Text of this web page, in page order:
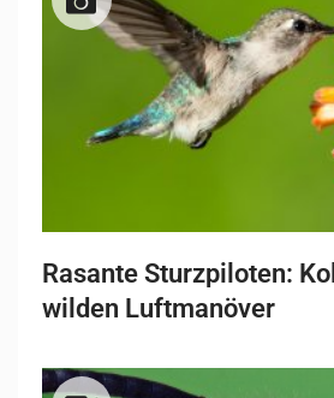
Rasante Sturzpiloten:
wilden Luftmanöver